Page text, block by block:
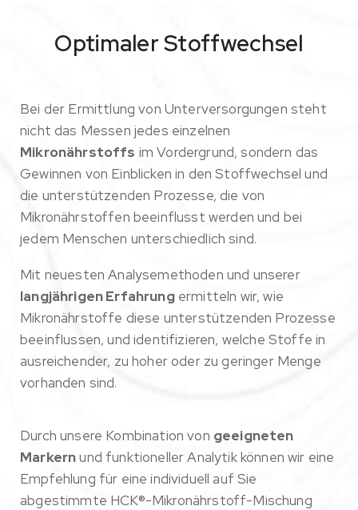
Optimaler Stoffwechsel
Bei der Ermittlung von Unterversorgungen steht
nicht das Messen jedes einzelnen
Mikronährstoffs im Vordergrund, sondern das
Gewinnen von Einblicken in den Stoffwechsel und
die unterstützenden Prozesse, die von
Mikronährstoffen beeinflusst werden und bei
jedem Menschen unterschiedlich sind.
Mit neuesten Analysemethoden und unserer
langjährigen Erfahrungermitteln wir, wie
Mikronährstoffe diese unterstützenden Prozesse
beeinflussen, und identifizieren, welche Stoffe in
ausreichender, zu hoher oder zu geringer Menge
vorhanden sind.
Durch unsere Kombination von geeigneten
Markernund funktioneller Analytik können wir eine
Empfehlung für eine individuell auf Sie
abgestimmte HCK®-Mikronährstoff-Mischung